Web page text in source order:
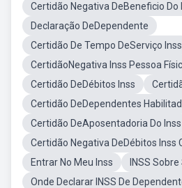
Certidão Negativa DeBeneficio Do
Declaração DeDependente
Certidão De Tempo DeServiço Inss
CertidãoNegativa Inss Pessoa
Certidão DeDébitos Inss
Certidão DeDependentes
Certidão DeAposentadoria Do Inss
Certidão Negativa DeDébitos Inss
Entrar No Meu Inss
INSS
Onde Declarar INSS De